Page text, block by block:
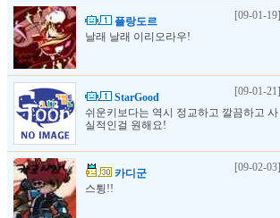
플랑도르
[09-01-19]
날래 날래 이리오라우!
StarGood
[09-01-21]
쉬운키보다는 역시 정교하고 깔끔하고 사
실적인걸 원해요!
카디군
[09-02-03]
스튕!!